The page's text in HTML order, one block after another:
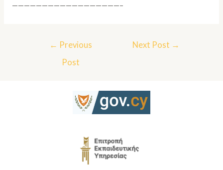
——————————————————–
← Previous
Post
Next Post →